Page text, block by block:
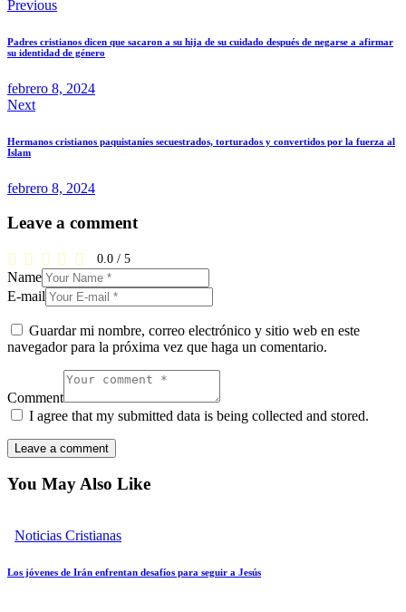
Navegación
de
entradas
Previous
Padres cristianos dicen que sacaron a su hija de su cuidado después de negarse a afirmar
su identidad de género
febrero 8, 2024
Next
Hermanos cristianos paquistaníes secuestrados, torturados y convertidos por la fuerza al
Islam
febrero 8, 2024
Leave a comment
0.0 / 5
Name
E-mail
Guardar mi nombre, correo electrónico y sitio web en este
navegador para la próxima vez que haga un comentario.
Comment
I agree that my submitted data is being collected and stored.
You May Also Like
Noticias Cristianas
Los jóvenes de Irán enfrentan desafíos para seguir a Jesús